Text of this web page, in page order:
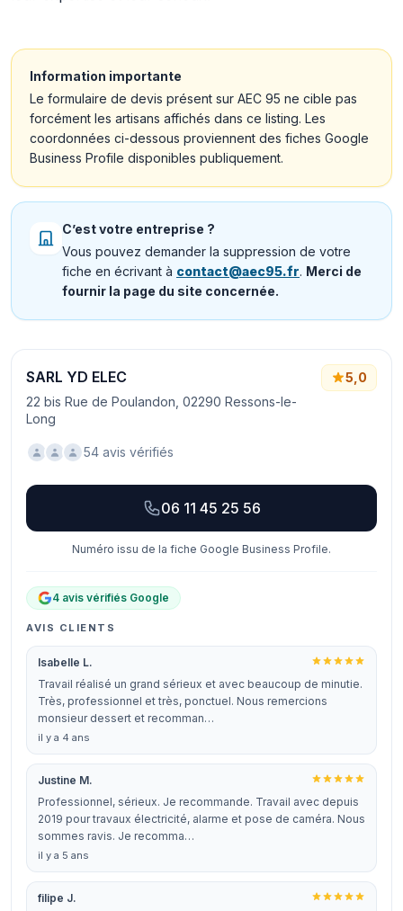
Information importante
Le formulaire de devis présent sur AEC 95 ne cible pas
forcément les artisans affichés dans ce listing. Les
coordonnées ci-dessous proviennent des fiches Google
Business Profile disponibles publiquement.
C’est votre entreprise ?
Vous pouvez demander la suppression de votre
fiche en écrivant à contact@aec95.fr. Merci de
fournir la page du site concernée.
SARL YD ELEC
22 bis Rue de Poulandon, 02290 Ressons-le-
Long
5,0
54 avis vérifiés
06 11 45 25 56
Numéro issu de la fiche Google Business Profile.
4 avis vérifiés Google
AVIS CLIENTS
Isabelle L.
Travail réalisé un grand sérieux et avec beaucoup de minutie.
Très, professionnel et très, ponctuel. Nous remercions
monsieur dessert et recomman…
il y a 4 ans
Justine M.
Professionnel, sérieux. Je recommande. Travail avec depuis
2019 pour travaux électricité, alarme et pose de caméra. Nous
sommes ravis. Je recomma…
il y a 5 ans
filipe J.